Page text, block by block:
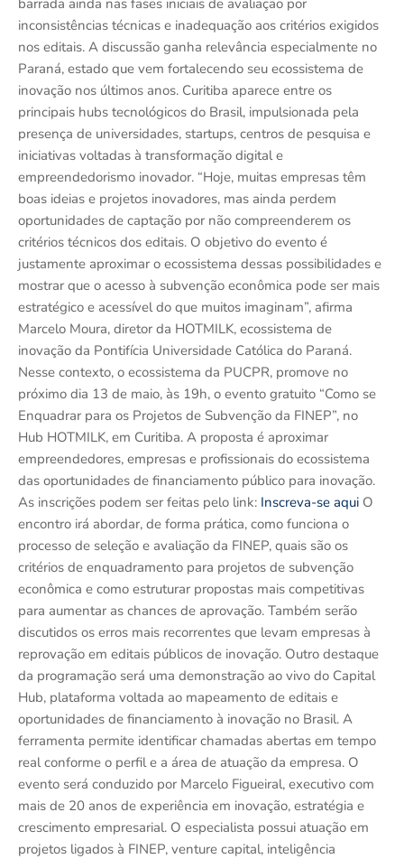
inconsistências técnicas e inadequação aos critérios exigidos
nos editais. A discussão ganha relevância especialmente no
Paraná, estado que vem fortalecendo seu ecossistema de
inovação nos últimos anos. Curitiba aparece entre os
principais hubs tecnológicos do Brasil, impulsionada pela
presença de universidades, startups, centros de pesquisa e
iniciativas voltadas à transformação digital e
empreendedorismo inovador. “Hoje, muitas empresas têm
boas ideias e projetos inovadores, mas ainda perdem
oportunidades de captação por não compreenderem os
critérios técnicos dos editais. O objetivo do evento é
justamente aproximar o ecossistema dessas possibilidades e
mostrar que o acesso à subvenção econômica pode ser mais
estratégico e acessível do que muitos imaginam”, afirma
Marcelo Moura, diretor da HOTMILK, ecossistema de
inovação da Pontifícia Universidade Católica do Paraná.
Nesse contexto, o ecossistema da PUCPR, promove no
próximo dia 13 de maio, às 19h, o evento gratuito “Como se
Enquadrar para os Projetos de Subvenção da FINEP”, no
Hub HOTMILK, em Curitiba. A proposta é aproximar
empreendedores, empresas e profissionais do ecossistema
das oportunidades de financiamento público para inovação.
As inscrições podem ser feitas pelo link: Inscreva-se aqui O
encontro irá abordar, de forma prática, como funciona o
processo de seleção e avaliação da FINEP, quais são os
critérios de enquadramento para projetos de subvenção
econômica e como estruturar propostas mais competitivas
para aumentar as chances de aprovação. Também serão
discutidos os erros mais recorrentes que levam empresas à
reprovação em editais públicos de inovação. Outro destaque
da programação será uma demonstração ao vivo do Capital
Hub, plataforma voltada ao mapeamento de editais e
oportunidades de financiamento à inovação no Brasil. A
ferramenta permite identificar chamadas abertas em tempo
real conforme o perfil e a área de atuação da empresa. O
evento será conduzido por Marcelo Figueiral, executivo com
mais de 20 anos de experiência em inovação, estratégia e
crescimento empresarial. O especialista possui atuação em
projetos ligados à FINEP, venture capital, inteligência